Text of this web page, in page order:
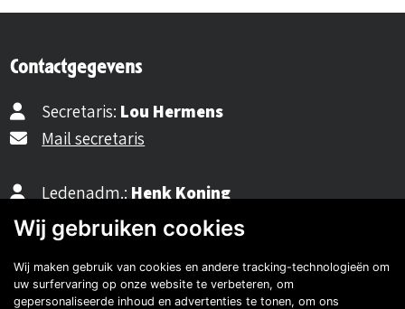
Contactgegevens
Secretaris: Lou Hermens
Mail secretaris
Ledenadm.: Henk Koning
Mail ledenadministratie
40482310
Wij gebruiken cookies
Wij maken gebruik van cookies en andere tracking-technologieën om
uw surfervaring op onze website te verbeteren, om
gepersonaliseerde inhoud en advertenties te tonen, om ons